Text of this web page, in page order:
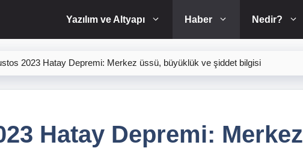
Yazılım ve Altyapı Haber Nedir?
2023 Hatay Depremi: Merkez üssü, büyüklük ve şiddet bilgisi
Hatay Depremi: Merkez